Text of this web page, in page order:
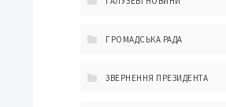
ГРОМАДСЬКА РАДА
ЗВЕРНЕННЯ ПРЕЗИДЕНТА